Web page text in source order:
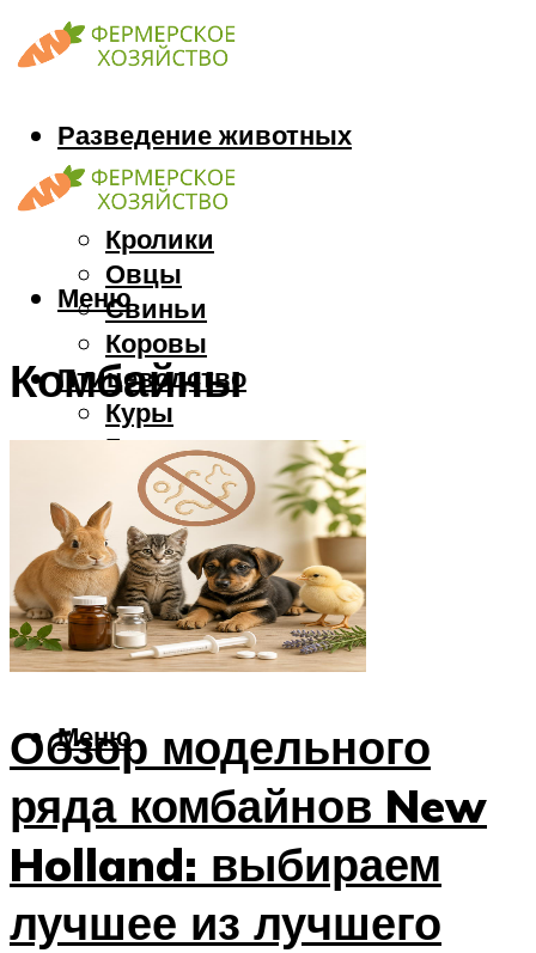
Разведение животных
Козы
Кони
Кролики
Овцы
Свиньи
Коровы
Птицеводство
Куры
Гуси
Индюки
Перепела
Утки
Техника
Комбайны
Тракторы
Меню
Меню
Комбайны
Обзор модельного
ряда комбайнов New
Holland: выбираем
лучшее из лучшего